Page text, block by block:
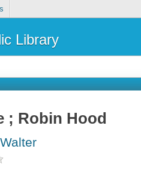
Library
; Robin Hood